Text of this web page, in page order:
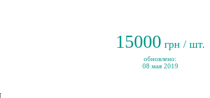
15000 грн / шт.
обновлено:
08 мая 2019